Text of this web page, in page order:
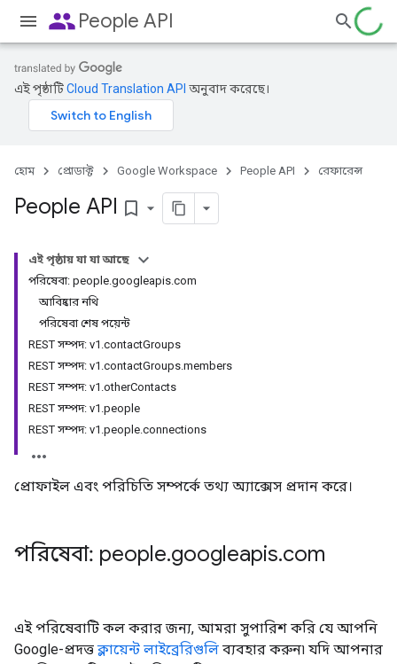
peoplePeople API
এই পৃষ্ঠাটিCloud Translation API অনুবাদ করেছে।
হোম প্রোডাক্ট Google Workspace People API রেফারেন্স
People API bookmark_border
এই পৃষ্ঠায় যা যা আছে
পরিষেবা: people.googleapis.com
আবিষ্কার নথি
পরিষেবা শেষ পয়েন্ট
REST সম্পদ: v1.contactGroups
REST সম্পদ: v1.contactGroups.members
REST সম্পদ: v1.otherContacts
REST সম্পদ: v1.people
REST সম্পদ: v1.people.connections
প্রোফাইল এবং পরিচিতি সম্পর্কে তথ্য অ্যাক্সেস প্রদান করে।
পরিষেবা: people.googleapis.com
এই পরিষেবাটি কল করার জন্য, আমরা সুপারিশ করি যে আপনি
Google-প্রদত্তক্লায়েন্ট লাইব্রেরিগুলি ব্যবহার করুন৷ যদি আপনার